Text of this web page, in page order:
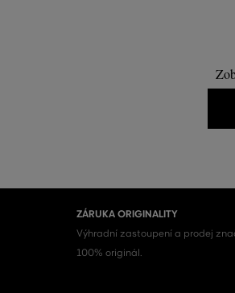
ZÁRUKA ORIGINALITY
Výhradní zastoupení a prodej
100% originál.